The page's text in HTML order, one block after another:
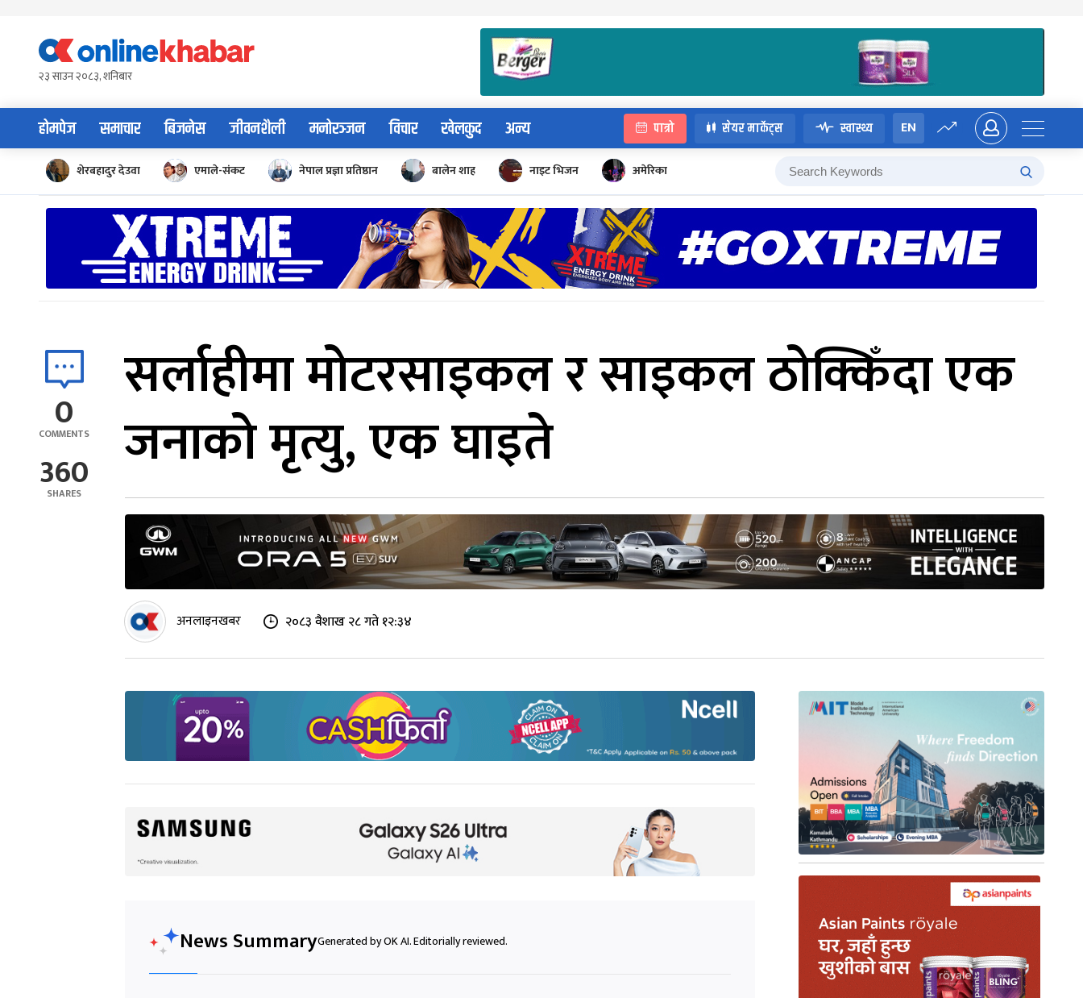
content२३ साउन २०८३, शनिबार
होमपेज समाचार बिजनेस जीवनशैली मनोरञ्जन विचार खेलकुद अन्य पात्रो सेयर मार्केट्स स्वास्थ्य EN
शेरबहादुर देउवा एमाले-संकट नेपाल प्रज्ञा प्रतिष्ठान बालेन शाह नाइट भिजन अमेरिका
0
COMMENTS
360
SHARES
सर्लाहीमा मोटरसाइकल र साइकल ठोक्किँदा एक
जनाको मृत्यु, एक घाइते
अनलाइनखबर २०८३ वैशाख २८ गते १२:३४
News SummaryGenerated by OK AI. Editorially reviewed.